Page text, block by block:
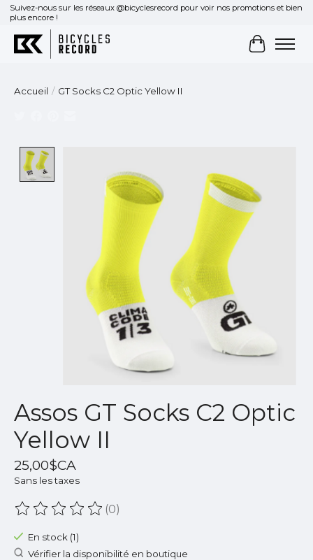
Suivez-nous sur les réseaux @bicyclesrecord pour voir nos promotions et bien
plus encore !
Panier
Accueil / GT Socks C2 Optic Yellow II
Assos GT Socks C2 Optic
Yellow II
25,00$CA
Sans les taxes
Ce produit est évalué à
(0)
En stock (1)
Vérifier la disponibilité en boutique